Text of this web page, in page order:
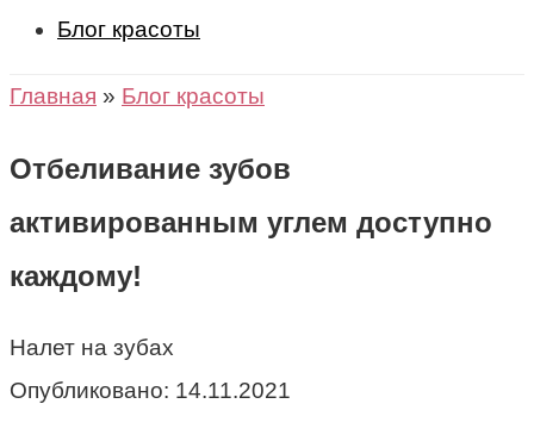
Блог красоты
Главная » Блог красоты
Отбеливание зубов
активированным углем доступно
каждому!
Налет на зубах
Опубликовано: 14.11.2021